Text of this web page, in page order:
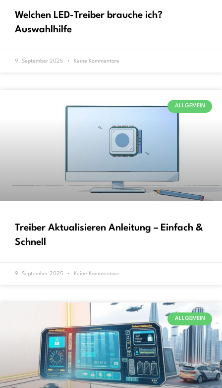
Welchen LED-Treiber brauche ich?
Auswahlhilfe
9. September 2025 Keine Kommentare
ALLGEMEIN
Treiber Aktualisieren Anleitung – Einfach &
Schnell
9. September 2025 Keine Kommentare
ALLGEMEIN